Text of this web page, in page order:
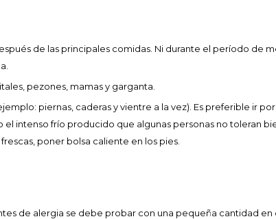
de las principales comidas. Ni durante el período de
pezones, mamas y garganta.
piernas, caderas y vientre a la vez). Es preferible ir
intenso frío producido que algunas personas no toleran
poner bolsa caliente en los pies.
de alergia se debe probar con una pequeña cantidad